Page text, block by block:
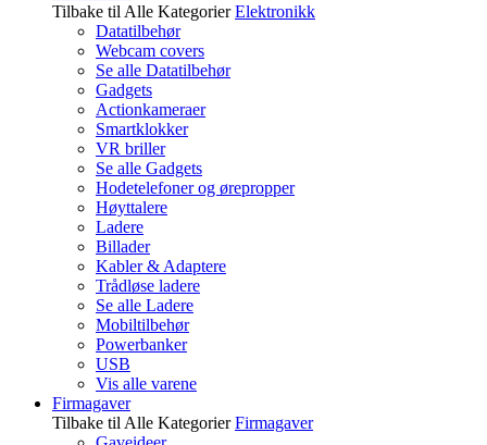
Tilbake til Alle Kategorier Elektronikk
Datatilbehør
Webcam covers
Se alle Datatilbehør
Gadgets
Actionkameraer
Smartklokker
VR briller
Se alle Gadgets
Hodetelefoner og ørepropper
Høyttalere
Ladere
Billader
Kabler & Adaptere
Trådløse ladere
Se alle Ladere
Mobiltilbehør
Powerbanker
USB
Vis alle varene
Firmagaver
Tilbake til Alle Kategorier Firmagaver